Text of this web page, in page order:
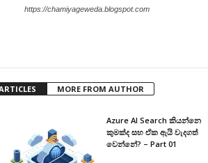
https://chamiyageweda.blogspot.com
MORE FROM AUTHOR
Azure AI Search කියන්නෙ
කුමක්ද සහ ඒක ඇයි වැදගත්
වෙන්නේ? – Part 01